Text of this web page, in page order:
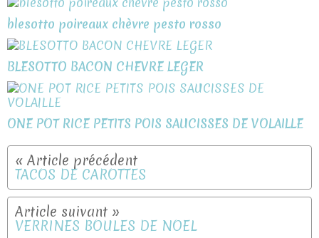
blesotto poireaux chèvre pesto rosso
BLESOTTO BACON CHEVRE LEGER
ONE POT RICE PETITS POIS SAUCISSES DE VOLAILLE
TACOS DE CAROTTES
VERRINES BOULES DE NOEL